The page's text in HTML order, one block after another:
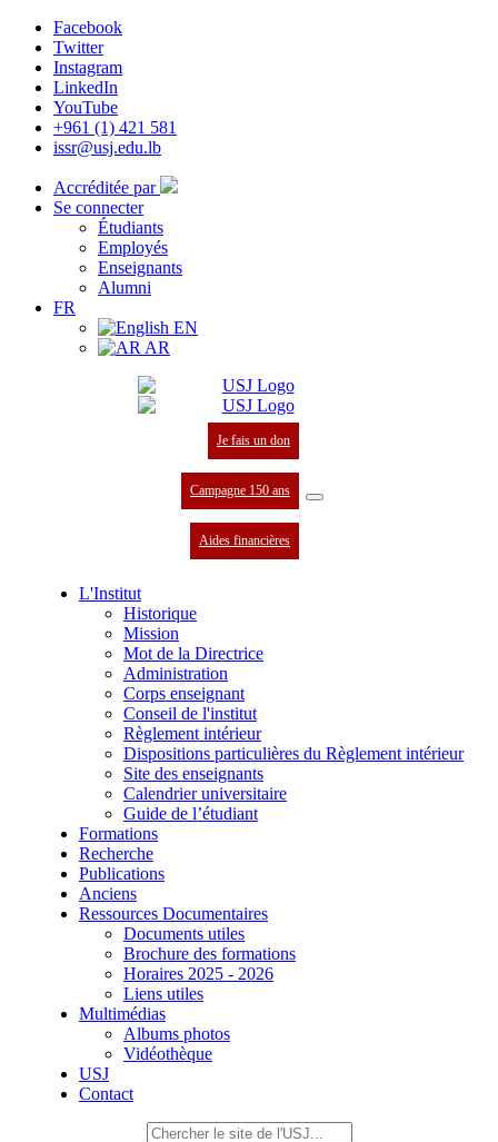
Facebook
Twitter
Instagram
LinkedIn
YouTube
+961 (1) 421 581
issr@usj.edu.lb
Accréditée par
Se connecter
Étudiants
Employés
Enseignants
Alumni
FR
EN
AR
Je fais un don
Campagne 150 ans
Aides financières
L'Institut
Historique
Mission
Mot de la Directrice
Administration
Corps enseignant
Conseil de l'institut
Règlement intérieur
Dispositions particulières du Règlement intérieur
Site des enseignants
Calendrier universitaire
Guide de l’étudiant
Formations
Recherche
Publications
Anciens
Ressources Documentaires
Documents utiles
Brochure des formations
Horaires 2025 - 2026
Liens utiles
Multimédias
Albums photos
Vidéothèque
USJ
Contact